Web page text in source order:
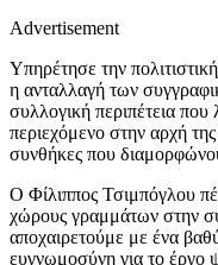
Advertisement
Υπηρέτησε την
η ανταλλαγή των
συλλογική περιπέτεια που
περιεχόμενο στην αρχή
συνθήκες που
Ο Φίλιππος Τσιμπόγλου
χώρους γραμμάτων στην
αποχαιρετούμε με ένα
ευγνωμοσύνη για το έργο